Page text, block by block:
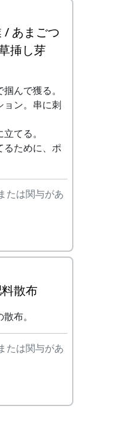
史学科教授
史学専攻 山
日）
れあい館
0795-30-
どちらかが
ら、石積
しっかり
積み石を
み学校」の
ワークシ
術を学びま
単な炊き
習
画事務所
議会
/ あまごつ
挿し芽
んで獲る。
ョン。串に刺
てる。
るために、ポ
たは関与があ
散布
布。
たは関与があ